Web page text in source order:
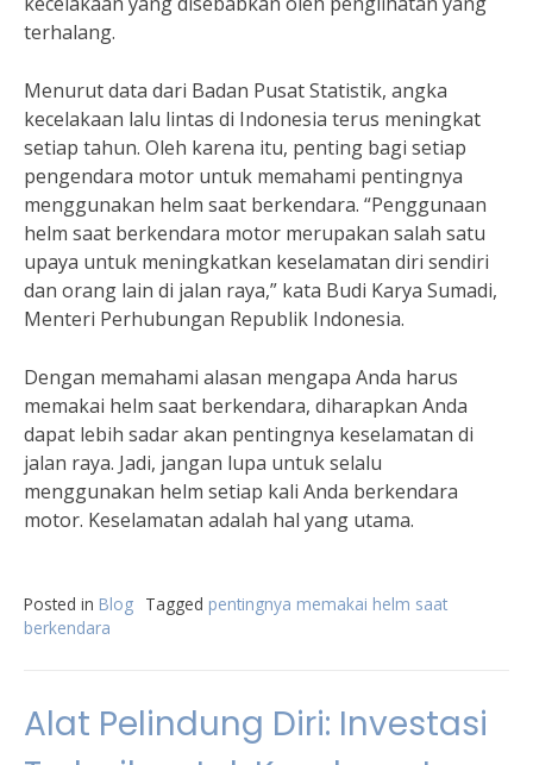
terhalang.
Menurut data dari Badan Pusat Statistik, angka
kecelakaan lalu lintas di Indonesia terus meningkat
setiap tahun. Oleh karena itu, penting bagi setiap
pengendara motor untuk memahami pentingnya
menggunakan helm saat berkendara. “Penggunaan
helm saat berkendara motor merupakan salah satu
upaya untuk meningkatkan keselamatan diri sendiri
dan orang lain di jalan raya,” kata Budi Karya Sumadi,
Menteri Perhubungan Republik Indonesia.
Dengan memahami alasan mengapa Anda harus
memakai helm saat berkendara, diharapkan Anda
dapat lebih sadar akan pentingnya keselamatan di
jalan raya. Jadi, jangan lupa untuk selalu
menggunakan helm setiap kali Anda berkendara
motor. Keselamatan adalah hal yang utama.
Posted in Blog Tagged pentingnya memakai helm saat
berkendara
Alat Pelindung Diri: Investasi